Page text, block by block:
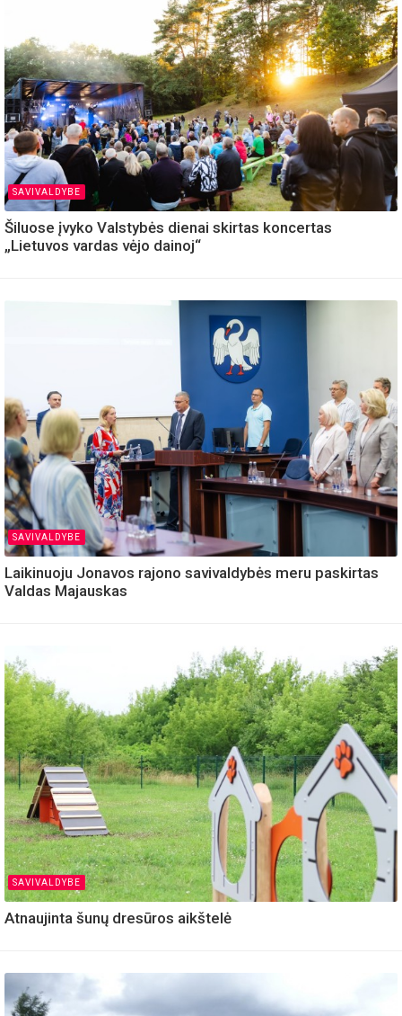
SAVIVALDYBE
Šiluose įvyko Valstybės dienai skirtas koncertas
„Lietuvos vardas vėjo dainoj“
SAVIVALDYBE
Laikinuoju Jonavos rajono savivaldybės meru paskirtas
Valdas Majauskas
SAVIVALDYBE
Atnaujinta šunų dresūros aikštelė